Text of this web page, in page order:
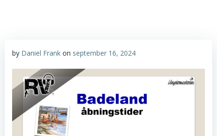
by Daniel Frank on september 16, 2024